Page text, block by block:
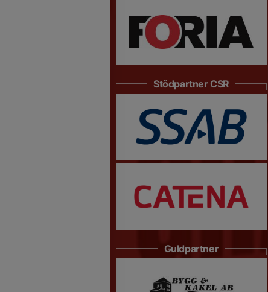
Stödpartner CSR
Guldpartner